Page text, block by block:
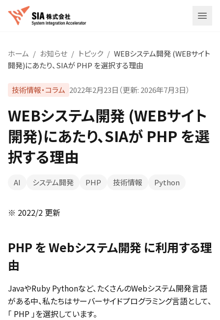
メニ
ホーム / お知らせ / トピック / WEBシステム開発 (WEBサイト
開発)にあたり、SIAが PHP を選択する理由
技術情報・コラム 2022年2月23日 （更新: 2026年7月3日）
WEBシステム開発 (WEBサイト
開発)にあたり、SIAが PHP を選
択する理由
AI システム開発 PHP 技術情報 Python
※ 2022/2 更新
PHP を Webシステム開発 に利用する理
由
JavaやRuby Pythonなど、たくさんのWebシステム開発言語
がある中、私たちはサーバーサイドプログラミング言語として、
「 PHP 」を選択しています。